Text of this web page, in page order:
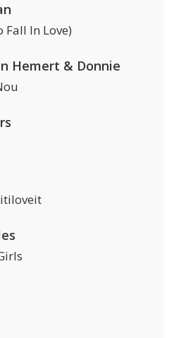
Fall In Love)
Hemert & Donnie